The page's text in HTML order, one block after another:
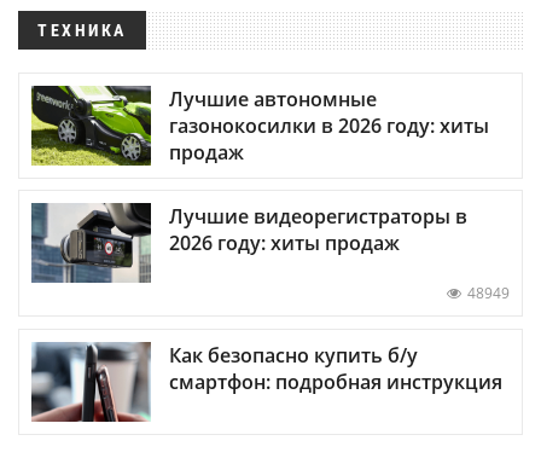
ТЕХНИКА
Лучшие автономные
газонокосилки в 2026 году: хиты
продаж
Лучшие видеорегистраторы в
2026 году: хиты продаж
48949
Как безопасно купить б/у
смартфон: подробная инструкция